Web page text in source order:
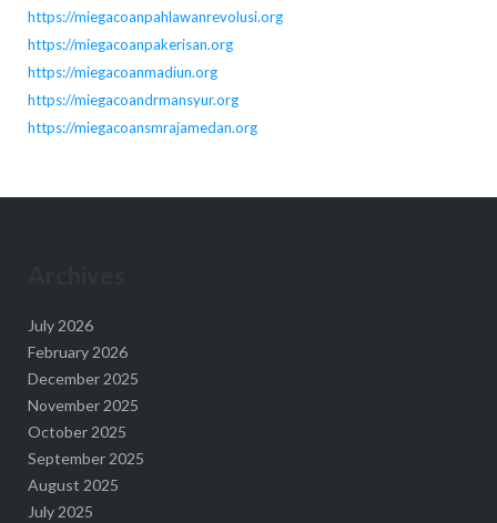
https://miegacoanpahlawanrevolusi.org
https://miegacoanpakerisan.org
https://miegacoanmadiun.org
https://miegacoandrmansyur.org
https://miegacoansmrajamedan.org
July 2026
February 2026
December 2025
November 2025
October 2025
September 2025
August 2025
July 2025